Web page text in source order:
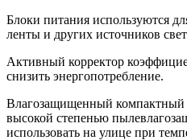
Блоки питания используются
ленты и других источников
Активный корректор
снизить энергопотребление.
Влагозащищенный компактный
высокой степенью
использовать на улице при